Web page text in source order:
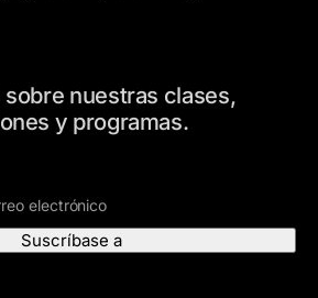
nuestras clases,
y programas.